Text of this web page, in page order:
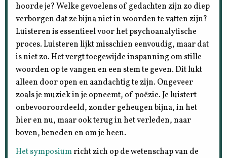
hoorde je? Welke gevoelens of gedachten zijn zo diep
verborgen dat ze bijna niet in woorden te vatten zijn?
Luisteren is essentieel voor het psychoanalytische
proces. Luisteren lijkt misschien eenvoudig, maar dat
is niet zo. Het vergt toegewijde inspanning om stille
woorden op te vangen en een stem te geven. Dit lukt
alleen door open en aandachtig te zijn. Ongeveer
zoals je muziek in je opneemt, of poëzie. Je luistert
onbevooroordeeld, zonder geheugen bijna, in het
hier en nu, maar ook terug in het verleden, naar
boven, beneden en om je heen.
Het symposiumricht zich op de wetenschap van de